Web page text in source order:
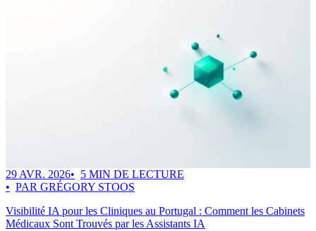
29 AVR. 2026
5 MIN DE LECTURE
PAR GRÉGORY STOOS
Visibilité IA pour les Cliniques au Portugal : Comment les Cabinets
Médicaux Sont Trouvés par les Assistants IA